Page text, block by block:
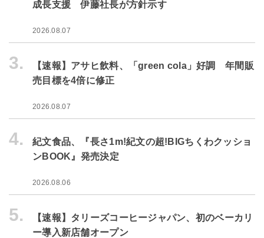
成長支援 伊藤社長が方針示す
2026.08.07
3.
【速報】アサヒ飲料、「green cola」好調 年間販
売目標を4倍に修正
2026.08.07
4.
紀文食品、『長さ1m!紀文の超!BIGちくわクッショ
ンBOOK』発売決定
2026.08.06
5.
【速報】タリーズコーヒージャパン、初のベーカリ
ー導入新店舗オープン